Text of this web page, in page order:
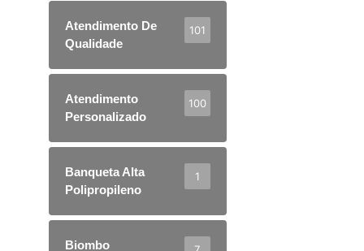
Atendimento De
Qualidade
101
Atendimento
Personalizado
100
Banqueta Alta
Polipropileno
1
Biombo